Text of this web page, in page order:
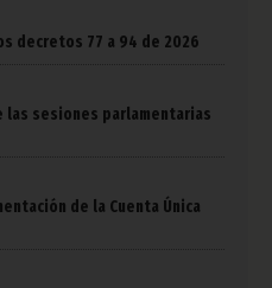
decretos 77 a 94 de 2026
las sesiones parlamentarias
de la Cuenta Única